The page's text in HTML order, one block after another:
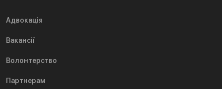
Адвокація
Вакансії
Волонтерство
Партнерам